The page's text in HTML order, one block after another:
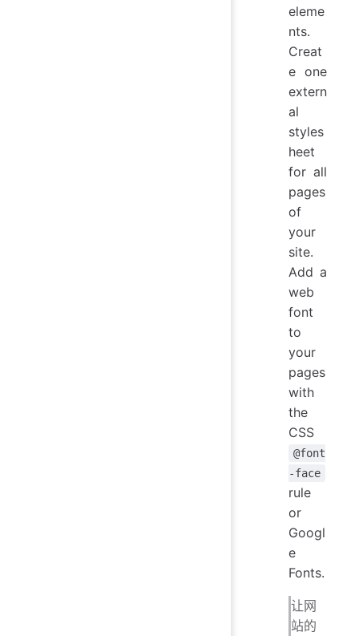
eleme
nts.
Creat
e one
extern
al
styles
heet
for all
pages
of
your
site.
Add a
web
font
to
your
pages
with
the
CSS
@font
-face
rule
or
Googl
e
Fonts.
让网
站的